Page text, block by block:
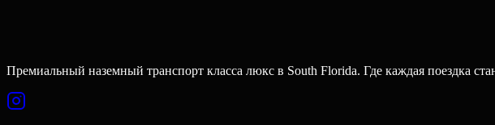
Премиальный наземный транспорт класса люкс в South Florida. Где каждая поездка